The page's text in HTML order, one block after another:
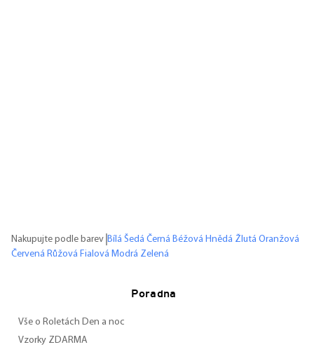
Nakupujte podle barev Bílá Šedá Černá Béžová Hnědá Žlutá Oranžová
Červená Růžová Fialová Modrá Zelená
Poradna
Vše o Roletách Den a noc
Vzorky ZDARMA